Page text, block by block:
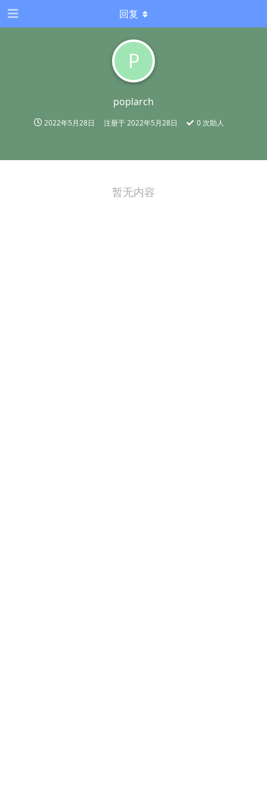
P
poplarch
2022年5月28日 注册于2022年5月28日 0 次助人
回复
暂无内容